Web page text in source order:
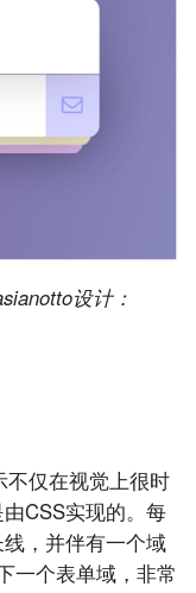
设计：
不仅在视觉上很时
CSS实现的。每
，并伴有一个域
一个表单域，非常